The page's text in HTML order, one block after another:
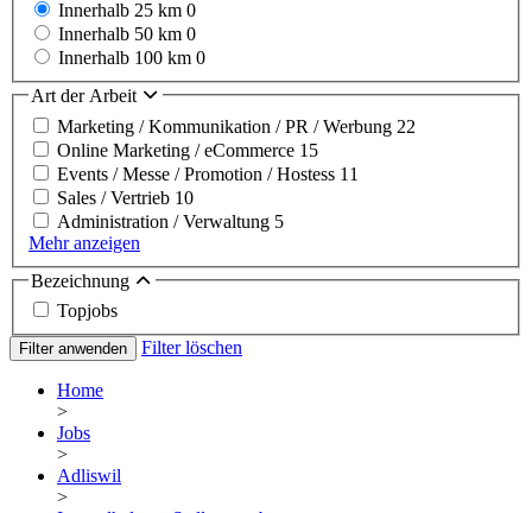
Innerhalb 25 km 0
Innerhalb 50 km 0
Innerhalb 100 km 0
Art der Arbeit
Marketing / Kommunikation / PR / Werbung 22
Online Marketing / eCommerce 15
Events / Messe / Promotion / Hostess 11
Sales / Vertrieb 10
Administration / Verwaltung 5
Mehr anzeigen
Bezeichnung
Topjobs
Filter anwenden Filter löschen
Home
>
Jobs
>
Adliswil
>